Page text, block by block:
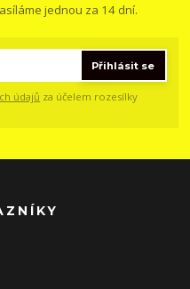
jednou za 14 dní.
Přihlásit se
údajů za účelem rozesílky